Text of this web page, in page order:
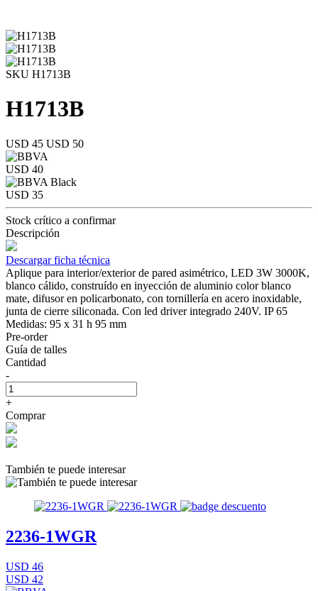
SKU H1713B
H1713B
USD 45 USD 50
USD 40
USD 35
Stock crítico a confirmar
Descripción
Descargar ficha técnica
Aplique para interior/exterior de pared asimétrico, LED 3W 3000K,
blanco cálido, construído en inyección de aluminio color blanco
mate, difusor en policarbonato, con tornillería en acero inoxidable,
junta de cierre siliconada. Con led driver integrado 240V. IP 65
Medidas: 95 x 31 h 95 mm
Pre-order
Guía de talles
Cantidad
-
+
Comprar
También te puede interesar
2236-1WGR
USD 46
USD 42